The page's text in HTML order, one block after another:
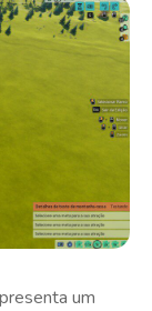
um